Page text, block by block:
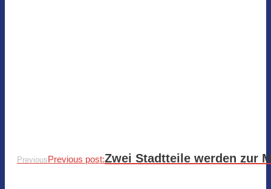
PreviousPrevious post:Zwei Stadtteile werden zur